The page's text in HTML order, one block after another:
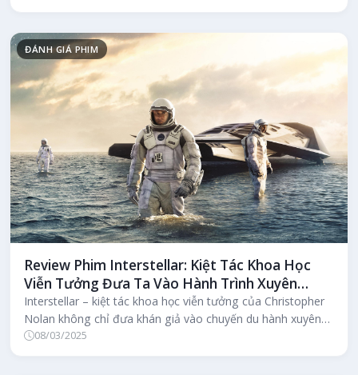
ĐÁNH GIÁ PHIM
Review Phim Interstellar: Kiệt Tác Khoa Học
Viễn Tưởng Đưa Ta Vào Hành Trình Xuyên
Không Gian Và Cảm Xúc
Interstellar – kiệt tác khoa học viễn tưởng của Christopher
Nolan không chỉ đưa khán giả vào chuyến du hành xuyên
không gian kỳ vĩ...
08/03/2025